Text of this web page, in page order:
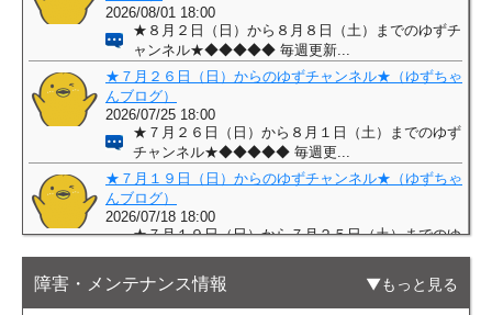
障害・メンテナンス情報 もっと見る